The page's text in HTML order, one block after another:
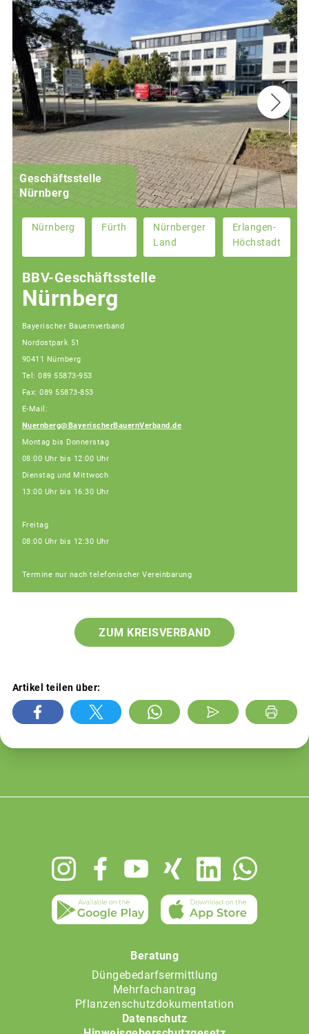
Geschäftsstelle
Nürnberg
Nürnberg Fürth
Nürnberger
Land
Erlangen-
Höchstadt
BBV-Geschäftsstelle
Nürnberg
Bayerischer Bauernverband
Nordostpark 51
90411 Nürnberg
Tel: 089 55873-953
Fax: 089 55873-853
E-Mail:
Nuernberg@BayerischerBauernVerband.de
Montag bis Donnerstag
08:00 Uhr bis 12:00 Uhr
Dienstag und Mittwoch
13:00 Uhr bis 16:30 Uhr
Freitag
08:00 Uhr bis 12:30 Uhr
Termine nur nach telefonischer Vereinbarung
ZUM KREISVERBAND
Artikel teilen über:
Beratung
Düngebedarfsermittlung
Mehrfachantrag
Pflanzenschutzdokumentation
Datenschutz